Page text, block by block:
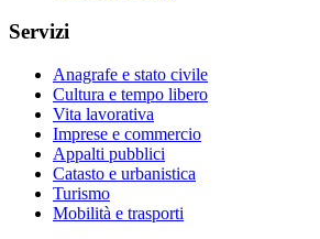
Servizi
Anagrafe e stato civile
Cultura e tempo libero
Vita lavorativa
Imprese e commercio
Appalti pubblici
Catasto e urbanistica
Turismo
Mobilità e trasporti